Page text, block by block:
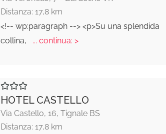
Distanza: 17,8 km
<!-- wp:paragraph --> <p>Su una splendida
collina,
... continua: >
HOTEL CASTELLO
Via Castello, 16, Tignale BS
Distanza: 17,8 km